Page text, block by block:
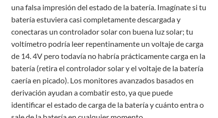
una falsa impresión del estado de la batería. Imagínate si tu
batería estuviera casi completamente descargada y
conectaras un controlador solar con buena luz solar; tu
voltímetro podría leer repentinamente un voltaje de carga
de 14. 4V pero todavía no habría prácticamente carga en la
batería (retira el controlador solar y el voltaje de la batería
caería en picado). Los monitores avanzados basados ​​en
derivación ayudan a combatir esto, ya que puede
identificar el estado de carga de la batería y cuánto entra o